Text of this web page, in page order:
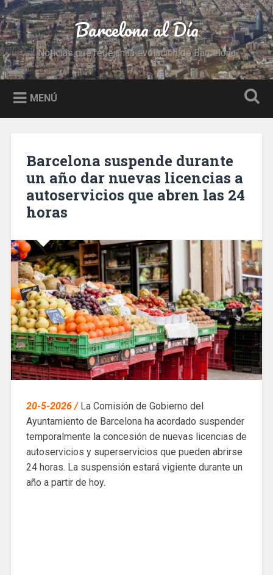
Saltar
al
contenido
Buscar Barcelona al Día
Noticias que reflejan la evolución de Barcelona
MENÚ
Barcelona suspende durante
un año dar nuevas licencias a
autoservicios que abren las 24
horas
20-5-2026 /La Comisión de Gobierno del
Ayuntamiento de Barcelona ha acordado suspender
temporalmente la concesión de nuevas licencias de
autoservicios y superservicios que pueden abrirse
24 horas. La suspensión estará vigiente durante un
año a partir de hoy.